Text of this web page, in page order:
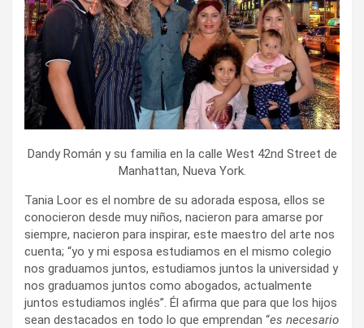
Dandy Román y su familia en la calle West 42nd Street de
Manhattan, Nueva York.
Tania Loor es el nombre de su adorada esposa, ellos se
conocieron desde muy niños, nacieron para amarse por
siempre, nacieron para inspirar, este maestro del arte nos
cuenta; “yo y mi esposa estudiamos en el mismo colegio
nos graduamos juntos, estudiamos juntos la universidad y
nos graduamos juntos como abogados, actualmente
juntos estudiamos inglés”. Él afirma que para que los hijos
sean destacados en todo lo que emprendan “es necesario